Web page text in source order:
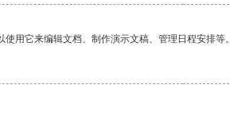
用它来编辑文档、制作演示文稿、管理日程安排等。